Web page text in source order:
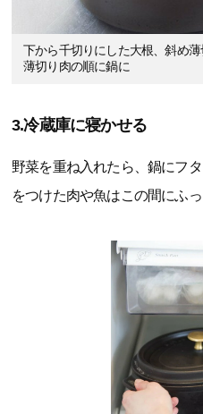
下から千切りにした大根、斜め
薄切り肉の順に鍋に
3.冷蔵庫に寝かせる
野菜を重ね入れたら、鍋にフ
をつけた肉や魚はこの間にふ